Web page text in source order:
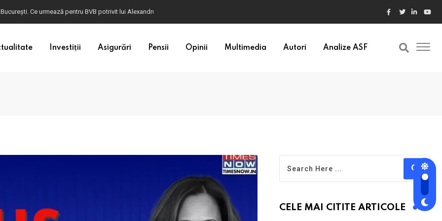
Ce urmează pentru BVB potrivit lui Alexandru Petrescu
Investiții Asigurări Pensii Opinii Multimedia Autori Analize ASF
CELE MAI CITITE ARTICOLE